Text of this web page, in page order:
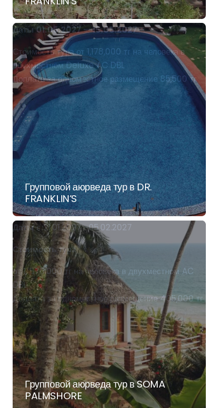
Групповой аюрведа тур в DR.
FRANKLIN’S
Даты 01.05.2027 — 15.05.2027
Стоимость тура от 1,178,000 тг на человека в
двухместном Deluxe AC DBL
Доплата за одноместное размещение 85,500 тг
Групповой аюрведа тур в SOMA
PALMSHORE
Датыс 21.01.2027 -05.02.2027
Стоимость тура
от 1, 570,000 тг на человека в двухместном AC
DBL
Доплата за одноместное размещение 405,000 тг